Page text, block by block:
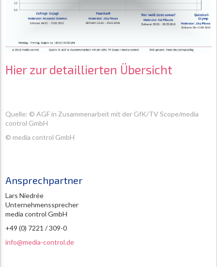
Hier zur detaillierten Übersicht
Quelle: © AGF in Zusammenarbeit mit der GfK/TV Scope/media
control GmbH
© media control GmbH
Ansprechpartner
Lars Niedrée
Unternehmenssprecher
media control GmbH
+49 (0) 7221 / 309-0
info@media-control.de